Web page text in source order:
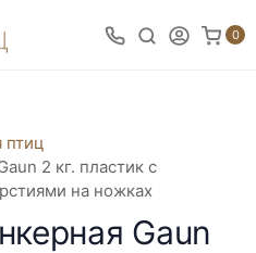
0
птиц
2 кг. пластик с
на ножках
Gaun